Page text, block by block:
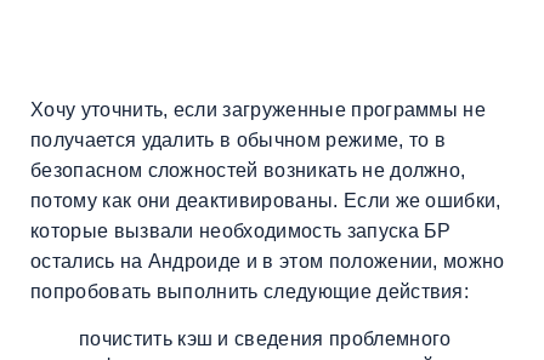
Хочу уточнить, если загруженные программы не
получается удалить в обычном режиме, то в
безопасном сложностей возникать не должно,
потому как они деактивированы. Если же ошибки,
которые вызвали необходимость запуска БР
остались на Андроиде и в этом положении, можно
попробовать выполнить следующие действия:
почистить кэш и сведения проблемного